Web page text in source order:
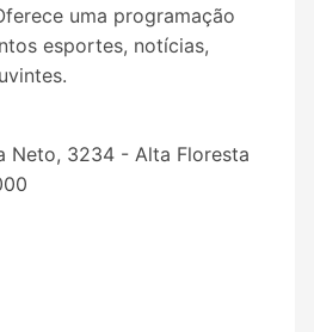
uma programação
esportes, notícias,
Neto, 3234 - Alta Floresta